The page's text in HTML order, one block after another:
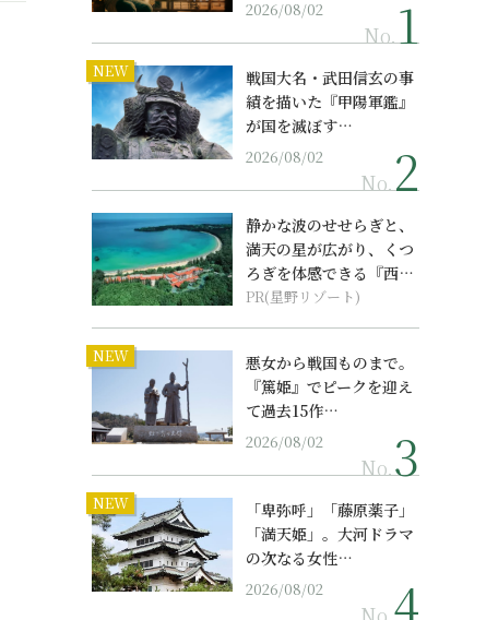
2026/08/02
No.
NEW
戦国大名・武田信玄の事
績を描いた『甲陽軍鑑』
が国を滅ぼす…
2026/08/02
No.
静かな波のせせらぎと、
満天の星が広がり、くつ
ろぎを体感できる『西表
島ホテル by...
PR(星野リゾート)
NEW
悪女から戦国ものまで。
『篤姫』でピークを迎え
て過去15作…
2026/08/02
No.
NEW
「卑弥呼」「藤原薬子」
「満天姫」。大河ドラマ
の次なる女性…
2026/08/02